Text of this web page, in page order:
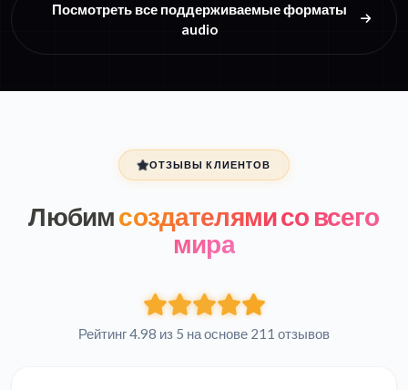
Посмотреть все поддерживаемые форматы
audio
ОТЗЫВЫ КЛИЕНТОВ
Любимсоздателями со всего
мира
Рейтинг 4.98 из 5 на основе 211 отзывов